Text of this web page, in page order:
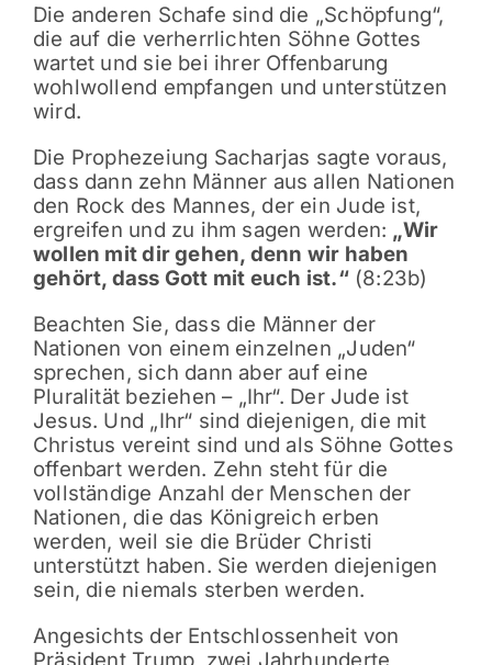
Die anderen Schafe sind die „Schöpfung“,
die auf die verherrlichten Söhne Gottes
wartet und sie bei ihrer Offenbarung
wohlwollend empfangen und unterstützen
wird.
Die Prophezeiung Sacharjas sagte voraus,
dass dann zehn Männer aus allen Nationen
den Rock des Mannes, der ein Jude ist,
ergreifen und zu ihm sagen werden: „Wir
wollen mit dir gehen, denn wir haben
gehört, dass Gott mit euch ist.“(8:23b)
Beachten Sie, dass die Männer der
Nationen von einem einzelnen „Juden“
sprechen, sich dann aber auf eine
Pluralität beziehen – „Ihr“. Der Jude ist
Jesus. Und „Ihr“ sind diejenigen, die mit
Christus vereint sind und als Söhne Gottes
offenbart werden. Zehn steht für die
vollständige Anzahl der Menschen der
Nationen, die das Königreich erben
werden, weil sie die Brüder Christi
unterstützt haben. Sie werden diejenigen
sein, die niemals sterben werden.
Angesichts der Entschlossenheit von